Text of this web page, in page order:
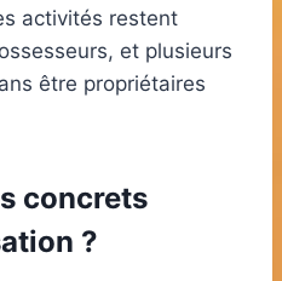
activités restent
et plusieurs
être propriétaires
concrets
?